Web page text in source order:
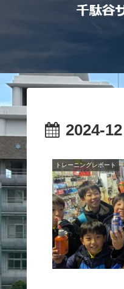
2024-12
トレーニングレポート